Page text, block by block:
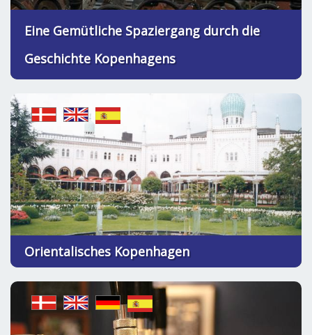
Eine Gemütliche Spaziergang durch die
Geschichte Kopenhagens
Orientalisches Kopenhagen